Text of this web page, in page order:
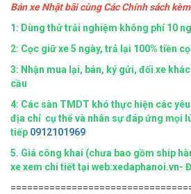
Bán xe Nhật bãi cùng Các Chính sách
1: Dùng thử trải nghiệm không phí 10
2: Cọc giữ xe 5 ngày, trả lại 100% tiền
3: Nhận mua lại, bán, ký gửi, đổi xe
cầu
4: Các sàn TMDT khó thực hiện các
địa chỉ cụ thể và nhân sự đáp ứng mọi
tiếp 0912101969
5. Giá công khai (chưa bao gồm ship
xe xem chi tiết tại web:xedaphanoi.vn-